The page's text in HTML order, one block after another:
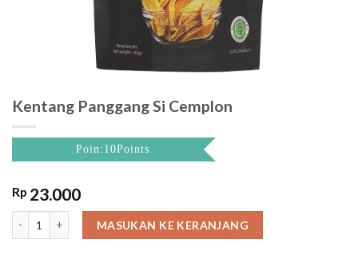
Kentang Panggang Si Cemplon
Poin:10Points
Rp 23.000
MASUKAN KE KERANJANG